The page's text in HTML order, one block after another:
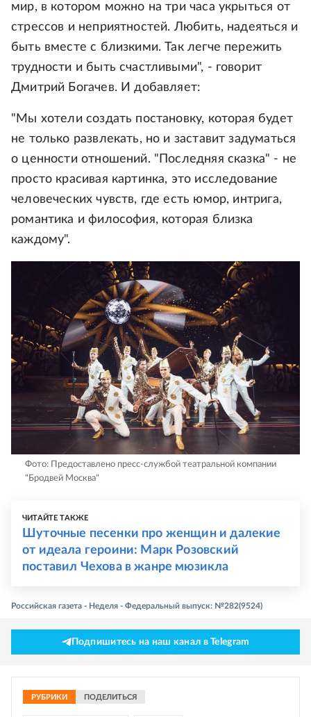
мир, в котором можно на три часа укрыться от
стрессов и неприятностей. Любить, надеяться и
быть вместе с близкими. Так легче пережить
трудности и быть счастливыми", - говорит
Дмитрий Богачев. И добавляет:
"Мы хотели создать постановку, которая будет
не только развлекать, но и заставит задуматься
о ценности отношений. "Последняя сказка" - не
просто красивая картинка, это исследование
человеческих чувств, где есть юмор, интрига,
романтика и философия, которая близка
каждому".
Фото: Предоставлено пресс-службой театральной компании
"Бродвей Москва"
ЧИТАЙТЕ ТАКЖЕ
Шуточные песенки про женщин и далекие
от идеала героини: Марк Розовский
поставил Чехова в жанре мюзикла
Российская газета - Неделя - Федеральный выпуск: №282(9524)
Подпишитесь на наш канал в Telegram
РУБРИКИ ПОДЕЛИТЬСЯ